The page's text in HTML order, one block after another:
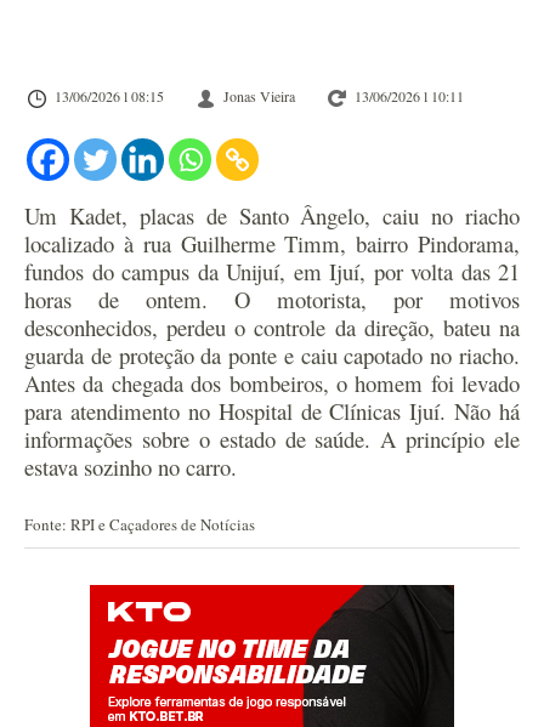
13/06/2026 l 08:15 Jonas Vieira 13/06/2026 l 10:11
Um Kadet, placas de Santo Ângelo, caiu no riacho
localizado à rua Guilherme Timm, bairro Pindorama,
fundos do campus da Unijuí, em Ijuí, por volta das 21
horas de ontem. O motorista, por motivos
desconhecidos, perdeu o controle da direção, bateu na
guarda de proteção da ponte e caiu capotado no riacho.
Antes da chegada dos bombeiros, o homem foi levado
para atendimento no Hospital de Clínicas Ijuí. Não há
informações sobre o estado de saúde. A princípio ele
estava sozinho no carro.
Fonte: RPI e Caçadores de Notícias